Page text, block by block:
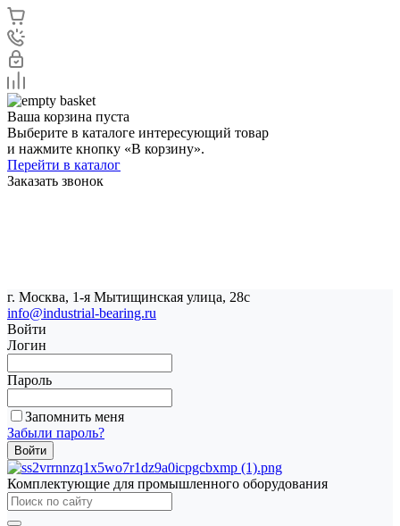
Ваша корзина пуста
Выберите в каталоге интересующий товар
и нажмите кнопку «В корзину».
Перейти в каталог
Заказать звонок
г. Москва, 1-я Мытищинская улица, 28с
info@industrial-bearing.ru
Войти
Логин
Пароль
Запомнить меня
Забыли пароль?
Комплектующие для промышленного оборудования